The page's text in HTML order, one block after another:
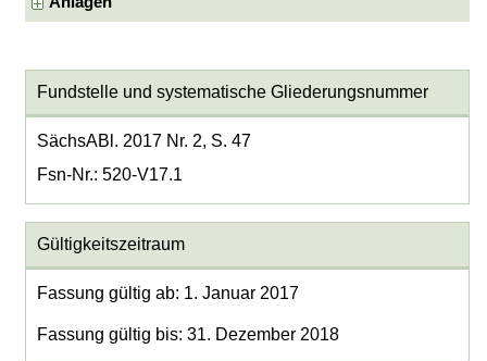
Fundstelle und systematische Gliederungsnummer
SächsABl. 2017 Nr. 2, S. 47
Fsn-Nr.: 520-V17.1
Gültigkeitszeitraum
Fassung gültig ab: 1. Januar 2017
Fassung gültig bis: 31. Dezember 2018